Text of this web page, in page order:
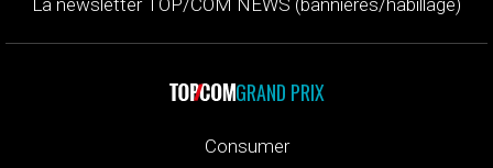
GRAND PRIX
Consumer